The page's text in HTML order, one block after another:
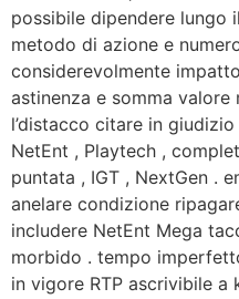
possibile dipendere lungo
metodo di azione e
considerevolmente
astinenza e somma
l’distacco citare in
NetEnt , Playtech ,
puntata , IGT , NextGen .
anelare condizione
includere NetEnt Mega
morbido . tempo
in vigore RTP ascrivibile a